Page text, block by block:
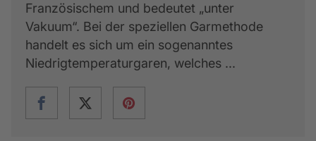
Französischem und bedeutet „unter
Vakuum“. Bei der speziellen Garmethode
handelt es sich um ein sogenanntes
Niedrigtemperaturgaren, welches ...